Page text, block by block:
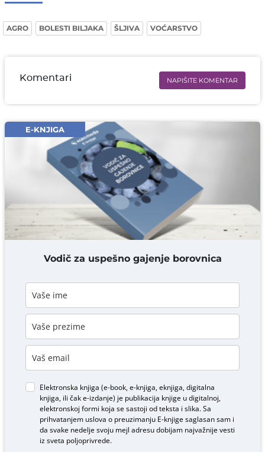
AGRO BOLESTI BILJAKA ŠLJIVA VOĆARSTVO
Komentari NAPIŠITE KOMENTAR
Email* obavezno
Komentar* obavezno
DODAJ KOMENTAR
E-KNJIGA
Vodič za uspešno gajenje borovnica
Elektronska knjiga (e-book, e-knjiga, eknjiga, digitalna
knjiga, ili čak e-izdanje) je publikacija knjige u digitalnoj,
elektronskoj formi koja se sastoji od teksta i slika. Sa
prihvatanjem uslova o preuzimanju E-knjigesaglasan sam i
da svake nedelje svoju mejl adresu dobijam najvažnije vesti
iz sveta poljoprivrede.